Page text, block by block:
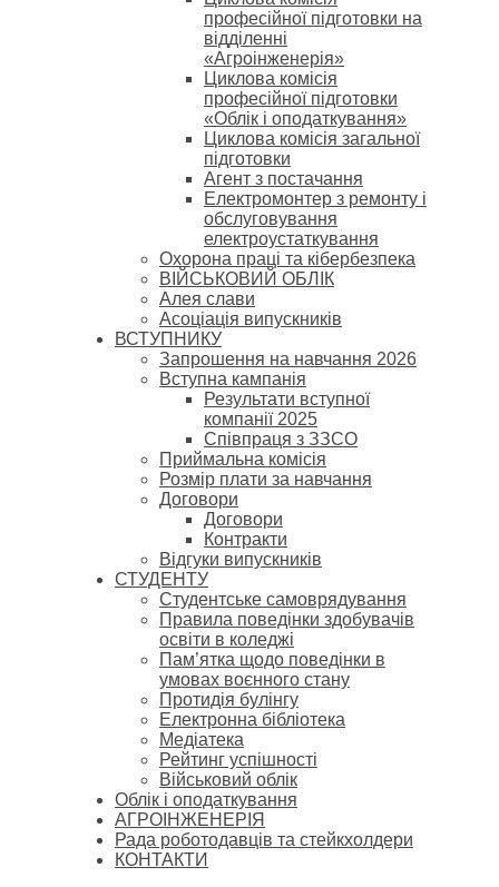
професійної підготовки на
відділенні
«Агроінженерія»
Циклова комісія
професійної підготовки
«Облік і оподаткування»
Циклова комісія загальної
підготовки
Агент з постачання
Електромонтер з ремонту і
обслуговування
електроустаткування
Охорона праці та кібербезпека
ВІЙСЬКОВИЙ ОБЛІК
Алея слави
Асоціація випускників
ВСТУПНИКУ
Запрошення на навчання 2026
Вступна кампанія
Результати вступної
компанії 2025
Співпраця з ЗЗСО
Приймальна комісія
Розмір плати за навчання
Договори
Договори
Контракти
Відгуки випускників
СТУДЕНТУ
Cтудентське самоврядування
Правила поведінки здобувачів
освіти в коледжі
Пам’ятка щодо поведінки в
умовах воєнного стану
Протидія булінгу
Електронна бібліотека
Медіатека
Рейтинг успішності
Військовий облік
Облік і оподаткування
АГРОІНЖЕНЕРІЯ
Рада роботодавців та стейкхолдери
КОНТАКТИ